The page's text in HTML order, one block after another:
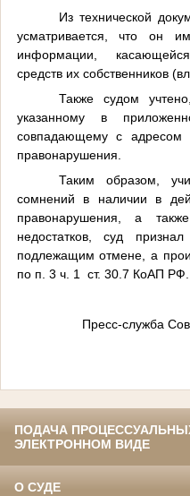
Из технической
усматривается, что он
информации,
средств их собственников
Также судом
указанному в
совпадающему с адресом
правонарушения.
Таким образом,
сомнений в наличии в
правонарушения, а
недостатков, суд
подлежащим отмене, а
по п. 3 ч. 1 ст. 30.7 КоАП РФ.
Пресс-служба
ПОДАЧА
ЭЛЕКТРОННОМ ВИДЕ
О СУДЕ